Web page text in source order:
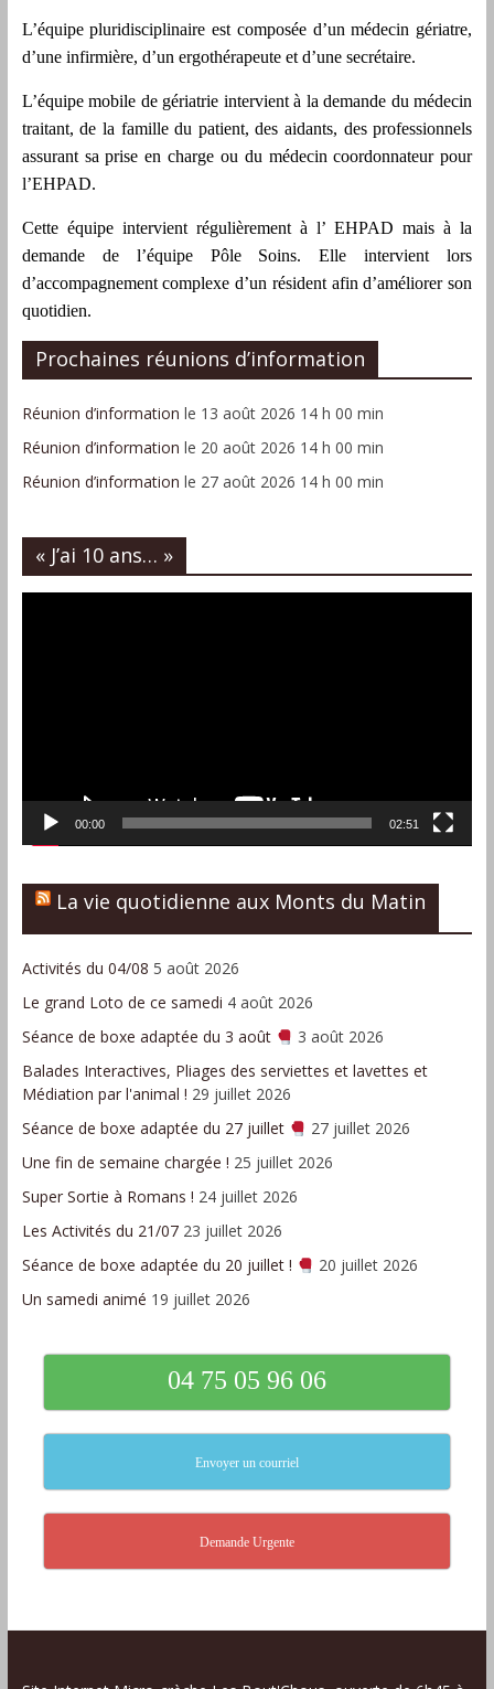
L’équipe pluridisciplinaire est composée d’un médecin gériatre,
d’une infirmière, d’un ergothérapeute et d’une secrétaire.
L’équipe mobile de gériatrie intervient à la demande du médecin
traitant, de la famille du patient, des aidants, des professionnels
assurant sa prise en charge ou du médecin coordonnateur pour
l’EHPAD.
Cette équipe intervient régulièrement à l’ EHPAD mais à la
demande de l’équipe Pôle Soins. Elle intervient lors
d’accompagnement complexe d’un résident afin d’améliorer son
quotidien.
Prochaines réunions d’information
Réunion d’information le 13 août 2026 14 h 00 min
Réunion d’information le 20 août 2026 14 h 00 min
Réunion d’information le 27 août 2026 14 h 00 min
« J’ai 10 ans… »
00:00 02:51
La vie quotidienne aux Monts du Matin
Activités du 04/08 5 août 2026
Le grand Loto de ce samedi 4 août 2026
Séance de boxe adaptée du 3 août
3 août 2026
Balades Interactives, Pliages des serviettes et lavettes et
Médiation par l'animal ! 29 juillet 2026
Séance de boxe adaptée du 27 juillet
27 juillet 2026
Une fin de semaine chargée ! 25 juillet 2026
Super Sortie à Romans ! 24 juillet 2026
Les Activités du 21/07 23 juillet 2026
Séance de boxe adaptée du 20 juillet !
20 juillet 2026
Un samedi animé 19 juillet 2026
04 75 05 96 06
Envoyer un courriel
Demande Urgente